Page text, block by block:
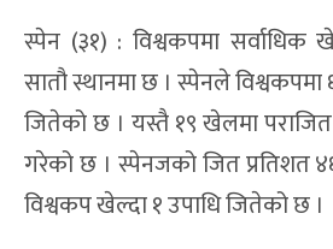
स्पेन (३१) : विश्वकपमा सर्वाधिक
सातौ स्थानमा छ । स्पेनले
जितेको छ । यस्तै १९ खेलमा
गरेको छ । स्पेनजको जित प्रतिशत
विश्वकप खेल्दा १ उपाधि जितेको छ ।